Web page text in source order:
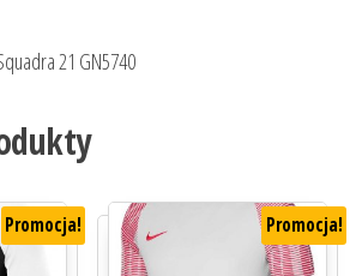
21 GN5740
Promocja! Promocja!